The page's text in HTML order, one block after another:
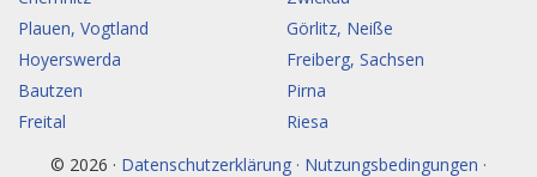
Plauen, Vogtland
Görlitz, Neiße
Hoyerswerda
Freiberg, Sachsen
Bautzen
Pirna
Freital
Riesa
© 2026 · Datenschutzerklärung · Nutzungsbedingungen ·